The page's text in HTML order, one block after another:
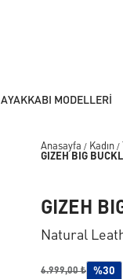
AYAKKABI MODELLERİ
Anasayfa / Kadın /
GIZEH BIG
GIZEH
Natural
6.999,00 ₺ %30